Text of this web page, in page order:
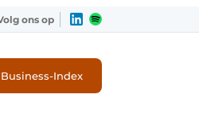
ons op
Business-Index